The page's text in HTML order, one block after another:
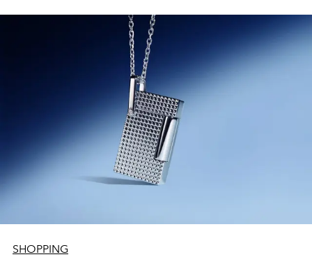
SHOPPING